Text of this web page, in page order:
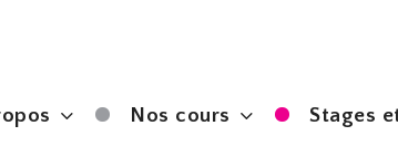
Nos cours Stages